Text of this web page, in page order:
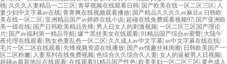
桃| 久久久人妻精品一二三区| 青草视频在线观看日韩| 国产欧美在线一区二区三区| 人
妻少妇中文字幕av在线| 青青爽在线视频观看播放| 国产精品久久久久av麻豆a| 日韩欧
美在线一区二区| 亚洲精品国产av婷婷在线小说| 超碰在线免费观看视频97| 国产亚洲欧
美一级在线| 国产日韩欧美精品先锋| 男人日女人的刺激视频| 一区二区三区国产理论
片| 国产av福利第一精品导航| 爆艹黑丝美女在线观看| 91精品国产综合av蜜臀| 大陆午
夜伦理在线观看| 熟女色妻乱色一区二区| 久久成人av中文字幕| av中文字幕在线在线|
毛片一区二区在线观看| 先锋视频资源在线播放| 国产av情趣丝袜闺蜜| 日韩欧美国产一
区二区粉嫩| 人妻系列在线免费视频| 色综合久久综合久人妻| 女人的逼被男人日视频|
超碰av最新地址在线观看| 在线观看91精品国产性色| 欧美美妇一区二区三区| 黄色成人